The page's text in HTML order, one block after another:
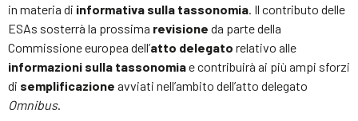
in materia di informativa sulla tassonomia. Il contributo delle
ESAs sosterrà la prossima revisione da parte della
Commissione europea dell’atto delegato relativo alle
informazioni sulla tassonomiae contribuirà ai più ampi sforzi
di semplificazione avviati nell’ambito dell’atto delegato
Omnibus.